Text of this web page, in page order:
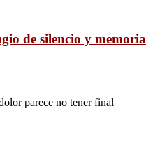
de silencio y memoria
parece no tener final